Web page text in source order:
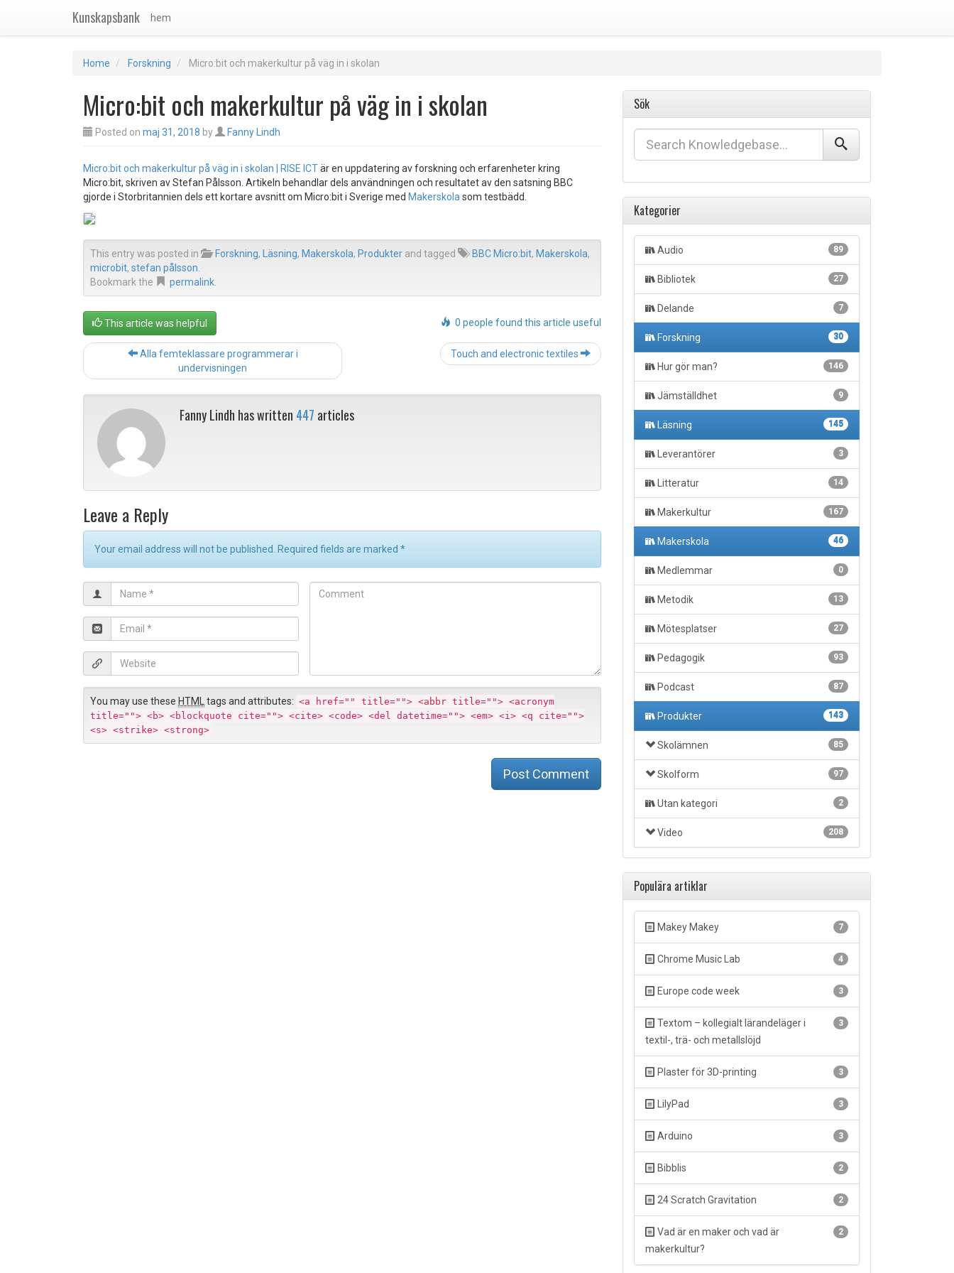
Kunskapsbank hem
Home Forskning Micro:bit och makerkultur på väg in i skolan
Micro:bit och makerkultur på väg in i skolan
Posted on maj 31, 2018 by Fanny Lindh
Micro:bit och makerkultur på väg in i skolan | RISE ICTär en uppdatering av forskning och erfarenheter kring
Micro:bit, skriven av Stefan Pålsson. Artikeln behandlar dels användningen och resultatet av den satsning BBC
gjorde i Storbritannien dels ett kortare avsnitt om Micro:bit i Sverige med Makerskola som testbädd.
This entry was posted in Forskning, Läsning, Makerskola, Produkter and tagged BBC Micro:bit, Makerskola,
microbit, stefan pålsson.
Bookmark the
permalink.
0 people found this article useful
This article was helpful
Post
Alla femteklassare programmerar i
undervisningen
Touch and electronic textiles
Fanny Lindh has written 447 articles
Leave a Reply
Your email address will not be published. Required fields are marked *
a
e
*
m
i
l
e
t
You may use these HTMLtags and attributes: <a href="" title=""> <abbr title=""> <acronym
title=""> <b> <blockquote cite=""> <cite> <code> <del datetime=""> <em> <i> <q cite="">
<s> <strike> <strong>
Post Comment
Sök
Kategorier
89
Audio
27
Bibliotek
7
Delande
30
Forskning
146
Hur gör man?
9
Jämställdhet
145
Läsning
3
Leverantörer
14
Litteratur
167
Makerkultur
46
Makerskola
0
Medlemmar
13
Metodik
27
Mötesplatser
93
Pedagogik
87
Podcast
143
Produkter
85
Skolämnen
97
Skolform
2
Utan kategori
208
Video
Populära artiklar
7
Makey Makey
4
Chrome Music Lab
3
Europe code week
3
Textom – kollegialt lärandeläger i
textil-, trä- och metallslöjd
3
Plaster för 3D-printing
3
LilyPad
3
Arduino
2
Bibblis
2
24 Scratch Gravitation
2
Vad är en maker och vad är
makerkultur?